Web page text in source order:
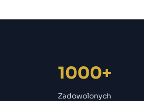
1000+
Zadowolonych